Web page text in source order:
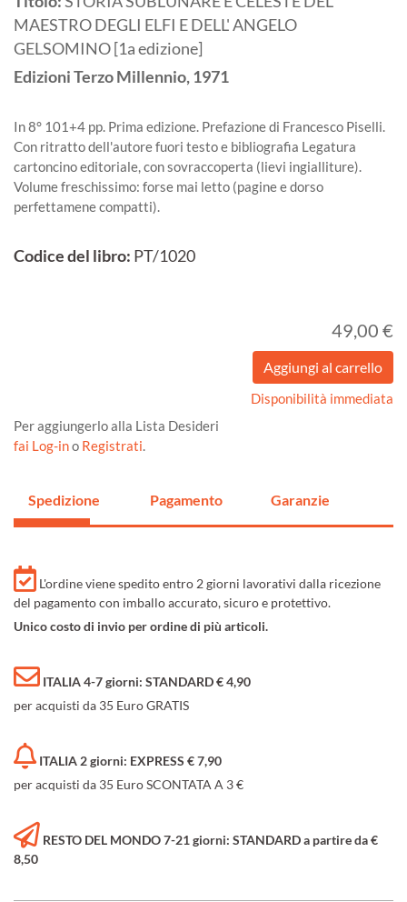
MAESTRO DEGLI ELFI E DELL' ANGELO
GELSOMINO [1a edizione]
Edizioni Terzo Millennio,1971
In 8° 101+4 pp. Prima edizione. Prefazione di Francesco Piselli.
Con ritratto dell'autore fuori testo e bibliografia Legatura
cartoncino editoriale, con sovraccoperta (lievi ingialliture).
Volume freschissimo: forse mai letto (pagine e dorso
perfettamene compatti).
Codice del libro: PT/1020
49,00 €
Disponibilità immediata
Per aggiungerlo alla Lista Desideri
fai Log-ino Registrati.
Spedizione Pagamento Garanzie
L'ordine viene spedito entro 2 giorni lavorativi dalla ricezione
del pagamento con imballo accurato, sicuro e protettivo.
Unico costo di invio per ordine di più articoli.
ITALIA 4-7 giorni: STANDARD € 4,90
per acquisti da 35 Euro GRATIS
ITALIA 2 giorni: EXPRESS € 7,90
per acquisti da 35 Euro SCONTATA A 3 €
RESTO DEL MONDO 7-21 giorni: STANDARD a partire da €
8,50